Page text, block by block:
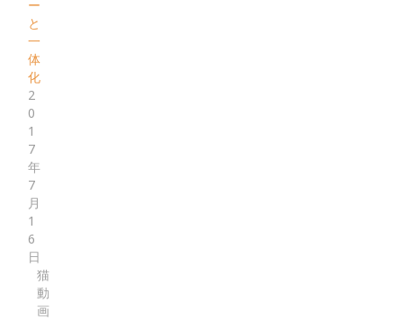
ー
と
一
体
化
2
0
1
7
年
7
月
1
6
日
猫
動
画